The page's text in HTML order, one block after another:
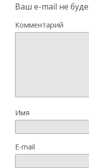
Ваш e-mail не
Комментарий
Имя
E-mail